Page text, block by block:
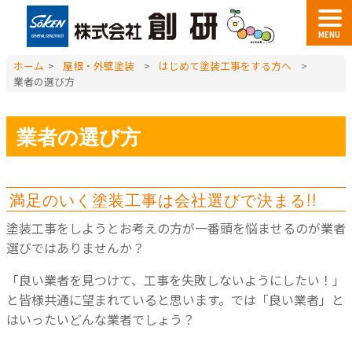
MENU
ホーム > 屋根・外壁塗装 > はじめて塗装工事をする方へ
>
業者の選び方
業者の選び方
満足のいく塗装工事は会社選びで決まる!!
塗装工事をしようとお考えの方が一番頭を悩ませるのが業者
選びではありませんか？
「良い業者を見つけて、工事を失敗しないようにしたい！」
と皆様共通に望まれていると思います。 では「良い業者」と
はいったいどんな業者でしょう？